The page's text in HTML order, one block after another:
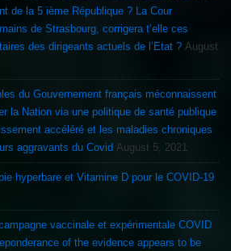
de la 5 ième République ? La Cour
de Strasbourg, corrigera t’elle ces
des dirigeants actuels de l’Etat ? August
du Gouvernement français méconnaissent
la Nation via une politique de santé publique
accéléré et les maladies chroniques
aggravants du Covid August 5, 2021
hyperbare et Vitamine D pour le COVID-19
vaccinale et expérimentale COVID
of the evidence appears to be